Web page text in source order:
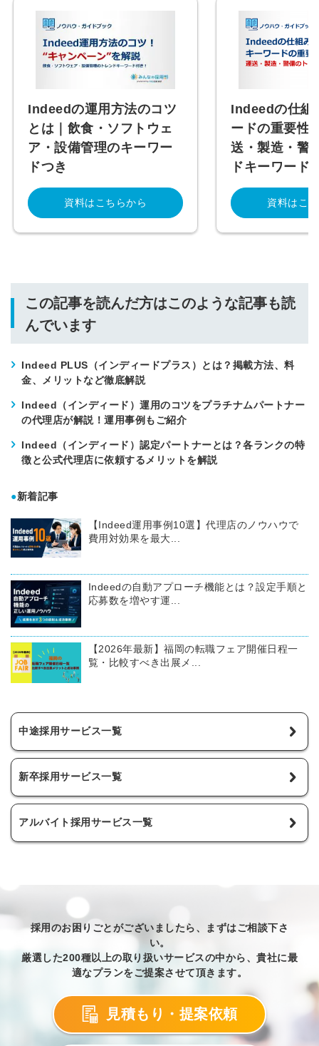
Indeedの運用方法のコツ
とは｜飲食・ソフトウェ
ア・設備管理のキーワー
ドつき
資料はこちらから
Indeedの仕組
ードの重要性
送・製造・警
ドキーワード
資料はこ
この記事を読んだ方はこのような記事も読
んでいます
Indeed PLUS（インディードプラス）とは？掲載方法、料
金、メリットなど徹底解説
Indeed（インディード）運用のコツをプラチナムパートナー
の代理店が解説！運用事例もご紹介
Indeed（インディード）認定パートナーとは？各ランクの特
徴と公式代理店に依頼するメリットを解説
●新着記事
【Indeed運用事例10選】代理店のノウハウで
費用対効果を最大...
Indeedの自動アプローチ機能とは？設定手順と
応募数を増やす運...
【2026年最新】福岡の転職フェア開催日程一
覧・比較すべき出展メ...
中途採用サービス一覧
新卒採用サービス一覧
アルバイト採用サービス一覧
採用のお困りごとがございましたら、まずはご相談下さ
い。
厳選した200種以上の取り扱いサービスの中から、貴社に最
適なプランをご提案させて頂きます。
見積もり・提案依頼